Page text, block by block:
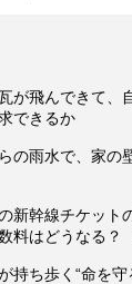
が飛んできて
できるか
の雨水で、家
新幹線チケット
料はどうなる
持ち歩く“命を